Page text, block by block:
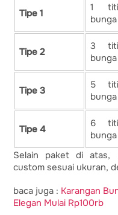
Tipe 1
1
bunga
Tipe 2
3
bunga
Tipe 3
5
bunga
Tipe 4
6
bunga
Selain paket di atas,
custom sesuai ukuran,
baca juga : Karangan
Elegan Mulai Rp100rb